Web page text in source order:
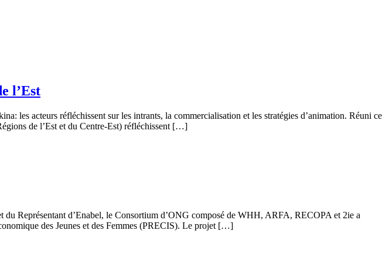
l’Est
les acteurs réfléchissent sur les intrants, la commercialisation et les stratégies d’animation. Réuni ce
de l’Est et du Centre-Est) réfléchissent […]
Représentant d’Enabel, le Consortium d’ONG composé de WHH, ARFA, RECOPA et 2ie a
des Jeunes et des Femmes (PRECIS). Le projet […]